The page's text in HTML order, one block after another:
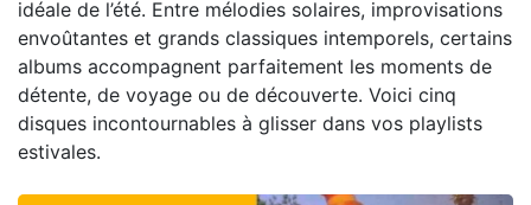
idéale de l’été. Entre mélodies solaires, improvisations
envoûtantes et grands classiques intemporels, certains
albums accompagnent parfaitement les moments de
détente, de voyage ou de découverte. Voici cinq
disques incontournables à glisser dans vos playlists
estivales.